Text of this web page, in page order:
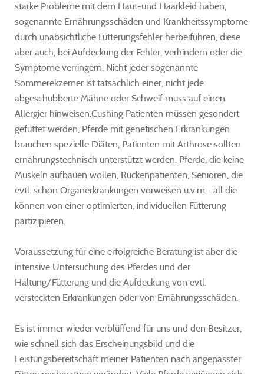
starke Probleme mit dem Haut-und Haarkleid haben,
sogenannte Ernährungsschäden und Krankheitssymptome
durch unabsichtliche Fütterungsfehler herbeiführen, diese
aber auch, bei Aufdeckung der Fehler, verhindern oder die
Symptome verringern. Nicht jeder sogenannte
Sommerekzemer ist tatsächlich einer, nicht jede
abgeschubberte Mähne oder Schweif muss auf einen
Allergier hinweisen.Cushing Patienten müssen gesondert
gefüttet werden, Pferde mit genetischen Erkrankungen
brauchen spezielle Diäten, Patienten mit Arthrose sollten
ernährungstechnisch unterstützt werden. Pferde, die keine
Muskeln aufbauen wollen, Rückenpatienten, Senioren, die
evtl. schon Organerkrankungen vorweisen u.v.m.- all die
können von einer optimierten, individuellen Fütterung
partizipieren.
Voraussetzung für eine erfolgreiche Beratung ist aber die
intensive Untersuchung des Pferdes und der
Haltung/Fütterung und die Aufdeckung von evtl.
versteckten Erkrankungen oder von Ernährungsschäden.
Es ist immer wieder verblüffend für uns und den Besitzer,
wie schnell sich das Erscheinungsbild und die
Leistungsbereitschaft meiner Patienten nach angepasster